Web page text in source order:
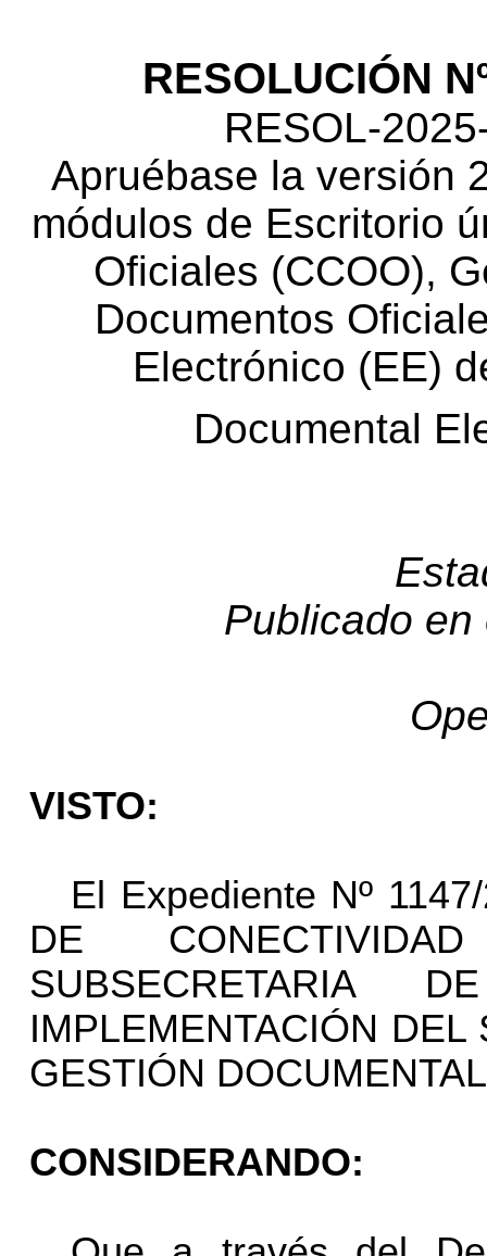
RESOLUCIÓN
RESOL-
Apruébase la versión
módulos de Escritorio
Oficiales (CCOO),
Documentos
Electrónico (EE)
Documental
Publicado
VISTO:
El Expediente Nº
DE
SUBSECRETARIA
IMPLEMENTACIÓN
GESTIÓN
CONSIDERANDO: